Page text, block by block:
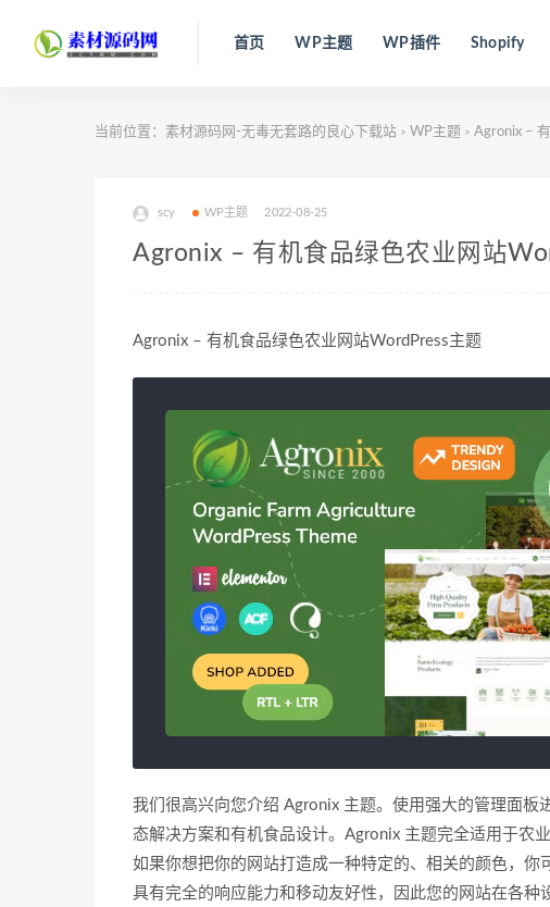
首页 WP主题 WP插件 Shopify
当前位置： 素材源码网-无毒无套路的良心下载站 > WP主题 > Agronix –
scy WP主题 2022-08-25
Agronix – 有机食品绿色农业网站
Agronix – 有机食品绿色农业网站WordPress主题
我们很高兴向您介绍 Agronix 主题。使用强大的管理面
态解决方案和有机食品设计。Agronix 主题完全适用于农
如果你想把你的网站打造成一种特定的、相关的颜色，
具有完全的响应能力和移动友好性，因此您的网站在各